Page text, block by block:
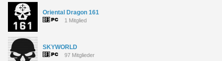
Oriental Dragon 161
1 Mitglied
SKYWORLD
97 Mitglieder